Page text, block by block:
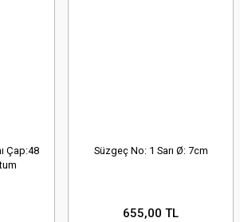
Çap:48
Süzgeç No: 1 Sarı Ø: 7cm
655,00 TL